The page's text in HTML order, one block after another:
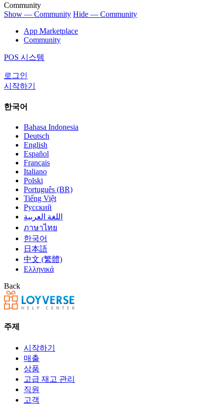
Community
Show — Community Hide — Community
App Marketplace
Community
POS 시스템
로그인
시작하기
한국어
Bahasa Indonesia
Deutsch
English
Español
Français
Italiano
Polski
Português (BR)
Tiếng Việt
Русский
اللغة العربية
ภาษาไทย
한국어
日本語
中文 (繁體)
Ελληνικά
Back
주제
시작하기
매출
상품
고급 재고 관리
직원
고객